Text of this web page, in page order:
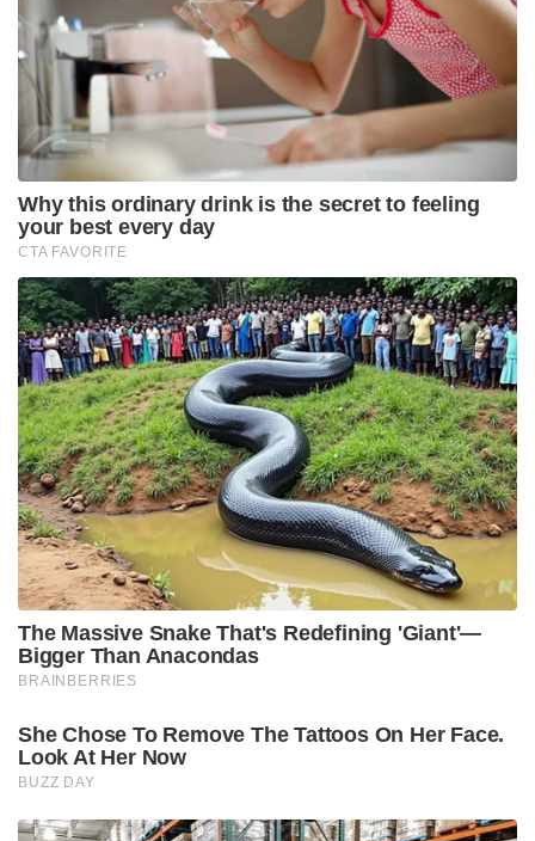
Why this ordinary drink is the secret to feeling
your best every day
CTA FAVORITE
The Massive Snake That's Redefining 'Giant'—
Bigger Than Anacondas
BRAINBERRIES
She Chose To Remove The Tattoos On Her Face.
Look At Her Now
BUZZ DAY